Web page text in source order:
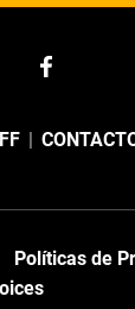
|
Políticas de